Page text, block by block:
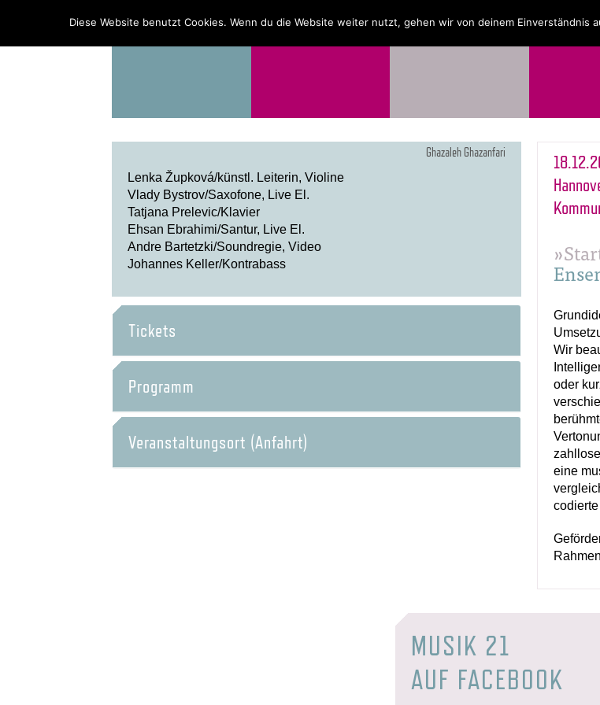
PROGRAMM ÜBER UNS NEWS SHOP
Ghazaleh Ghazanfari
Lenka Župková/künstl. Leiterin, Violine
Vlady Bystrov/Saxofone, Live El.
Tatjana Prelevic/Klavier
Ehsan Ebrahimi/Santur, Live El.
Andre Bartetzki/Soundregie, Video
Johannes Keller/Kontrabass
Tickets
Programm
Veranstaltungsort (Anfahrt)
Wir
oder
eine
MUSIK 21
AUF FACEBOOK
Diese Website benutzt Cookies. Wenn du die Website weiter nutzt, gehen wir von deinem Einverständnis